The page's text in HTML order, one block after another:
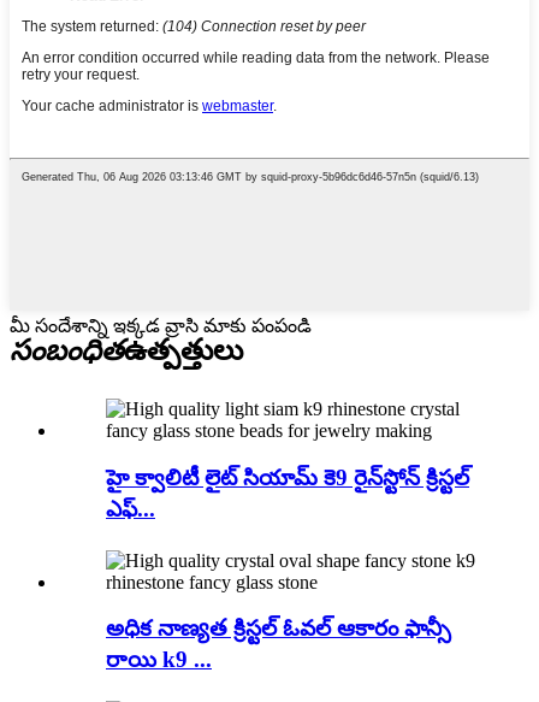
మీ సందేశాన్ని ఇక్కడ వ్రాసి మాకు పంపండి
సంబంధితఉత్పత్తులు
హై క్వాలిటీ లైట్ సియామ్ కె9 రైన్‌స్టోన్ క్రిస్టల్
ఎఫ్...
అధిక నాణ్యత క్రిస్టల్ ఓవల్ ఆకారం ఫాన్సీ
రాయి k9 ...